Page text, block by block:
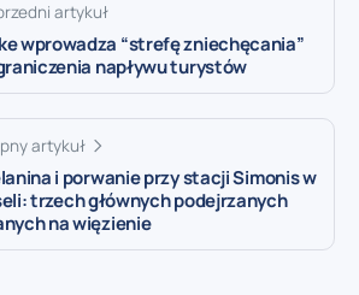
artykuł
wprowadza “strefę zniechęcania”
napływu turystów
artykuł
i porwanie przy stacji Simonis w
trzech głównych podejrzanych
na więzienie